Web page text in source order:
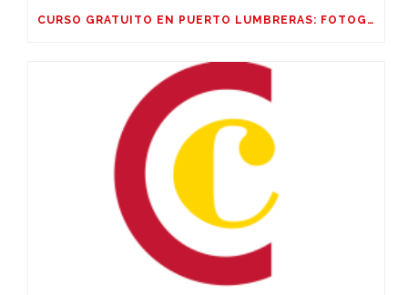
CURSO GRATUITO EN PUERTO LUMBRERAS: FOTOGRAFIA CORPORATIVA Y DE PRODUCTO, EDICIÓN CON IA